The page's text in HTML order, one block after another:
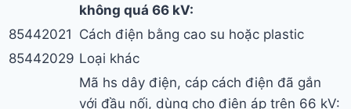
không quá 66 kV:
85442021 Cách điện bằng cao su hoặc plastic
85442029 Loại khác
Mã hs dây điện, cáp cách điện đã gắn
với đầu nối, dùng cho điện áp trên 66 kV: